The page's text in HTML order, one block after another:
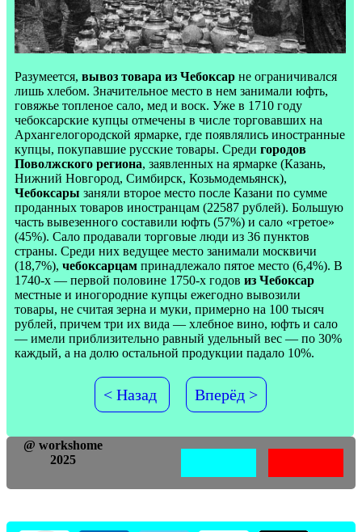
Разумеется, вывоз товара из Чебоксар не ограничивался
лишь хлебом. Значительное место в нем занимали юфть,
говяжье топленое сало, мед и воск. Уже в 1710 году
чебоксарские купцы отмечены в числе торговавших на
Архангелогородской ярмарке, где появлялись иностранные
купцы, покупавшие русские товары. Среди городов
Поволжского региона, заявленных на ярмарке (Казань,
Нижний Новгород, Симбирск, Козьмодемьянск),
Чебоксары заняли второе место после Казани по сумме
проданных товаров иностранцам (22587 рублей). Большую
часть вывезенного составили юфть (57%) и сало «гретое»
(45%). Сало продавали торговые люди из 36 пунктов
страны. Среди них ведущее место занимали москвичи
(18,7%), чебоксарцам принадлежало пятое место (6,4%). В
1740-х — первой половине 1750-х годов из Чебоксар
местные и иногородние купцы ежегодно вывозили
товары, не считая зерна и муки, примерно на 100 тысяч
рублей, причем три их вида — хлебное вино, юфть и сало
— имели приблизительно равный удельный вес — по 30%
каждый, а на долю остальной продукции падало 10%.
< Назад Вперёд >
@ workshome
2025